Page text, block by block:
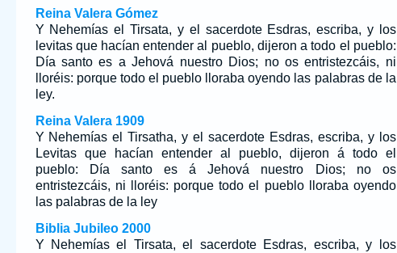
Reina Valera Gómez
Y Nehemías el Tirsata, y el sacerdote Esdras, escriba, y los
levitas que hacían entender al pueblo, dijeron a todo el pueblo:
Día santo es a Jehová nuestro Dios; no os entristezcáis, ni
lloréis: porque todo el pueblo lloraba oyendo las palabras de la
ley.
Reina Valera 1909
Y Nehemías el Tirsatha, y el sacerdote Esdras, escriba, y los
Levitas que hacían entender al pueblo, dijeron á todo el
pueblo: Día santo es á Jehová nuestro Dios; no os
entristezcáis, ni lloréis: porque todo el pueblo lloraba oyendo
las palabras de la ley
Biblia Jubileo 2000
Y Nehemías el Tirsata, el sacerdote Esdras, escriba, y los